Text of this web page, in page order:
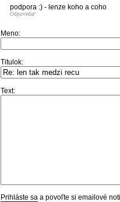
podpora :) - lenze koho a coho
Odpovedať
Meno:
Titulok:
Text:
Prihláste sa a povoľte si emailové